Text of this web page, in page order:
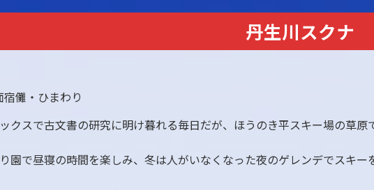
丹生川スクナ
儺・ひまわり
クスで古文書の研究に明け暮れる毎日だが、ほうのき平スキー場の草原
園で昼寝の時間を楽しみ、冬は人がいなくなった夜のゲレンデでスキー